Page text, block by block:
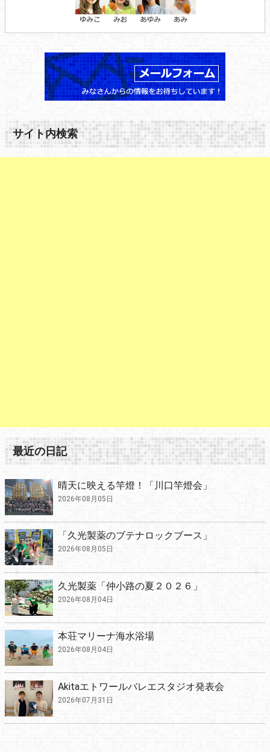
サイト内検索
最近の日記
晴天に映える竿燈！「川口竿燈会」
2026年08月05日
「久光製薬のブテナロックブース」
2026年08月05日
久光製薬「仲小路の夏２０２６」
2026年08月04日
本荘マリーナ海水浴場
2026年08月04日
Akitaエトワールバレエスタジオ発表会
2026年07月31日